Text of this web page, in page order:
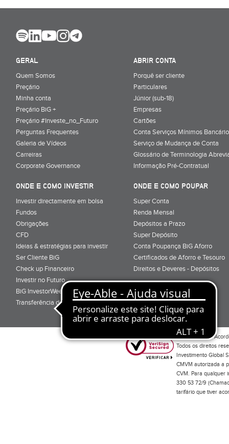
GERAL
Quem Somos
Preçário
Minha conta
Preçário BiG +
Preçário #Investe_no_Futuro
Perguntas Frequentes
Galeria de Vídeos
Carreiras
Corporate Governance
ABRIR CONTA
Porquê ser cliente
Particulares
Júnior (sub-18)
Empresas
Cartões
Conta Serviços Mínimos
Serviço de Mudança de Conta
Glossário de Terminologia
Informação Pré-Contratual
ONDE E COMO INVESTIR
Investir directamente em bolsa
Fundos
Obrigações
CFD
Ideias & estratégias para investir
Ser Cliente BiG
Check up Financeiro
Investir no Futuro
BiG InvestorWeek 2025;
Transferência de Carteiras;
ONDE E COMO POUPAR
Super Conta
Renda Mensal
Depósitos a Prazo
Super Depósito
Conta Poupança BiG Aforro
Certificados de Aforro e Tesouro
Direitos e Deveres - Depósitos
Por favor leia o
Todos os direitos
Investimento Global
CMVM autorizada a
CVM. Para qualquer
330 53 72/9
tarifário que tiver